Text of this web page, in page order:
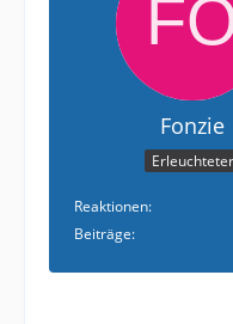
Fonzie
Erleuchteter
Reaktionen
Beiträge